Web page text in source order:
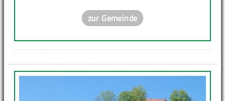
zur Gemeinde